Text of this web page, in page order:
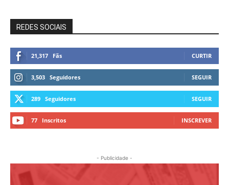
REDES SOCIAIS
21,317 Fãs CURTIR
3,503 Seguidores SEGUIR
289 Seguidores SEGUIR
77 Inscritos INSCREVER
- Publicidade -